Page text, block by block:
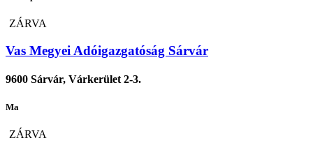
ZÁRVA
Vas Megyei Adóigazgatóság Sárvár
9600 Sárvár, Várkerület 2-3.
Ma
ZÁRVA